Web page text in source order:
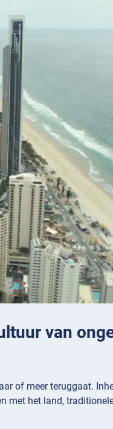
van
of meer teruggaat.
met het land,